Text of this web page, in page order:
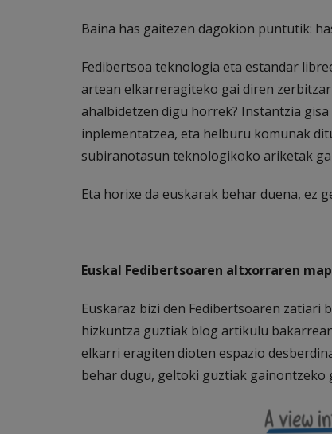
Baina has gaitezen dagokion puntutik:
Fedibertsoa teknologia eta estandar
artean elkarreragiteko gai diren
ahalbidetzen digu horrek? Instantzia
inplementatzea, eta helburu komunak
subiranotasun teknologikoko ariketak
Eta horixe da euskarak behar duena, ez
Euskal Fedibertsoaren altxorraren
Euskaraz bizi den Fedibertsoaren
hizkuntza guztiak blog artikulu
elkarri eragiten dioten espazio
behar dugu, geltoki guztiak gainontzeko